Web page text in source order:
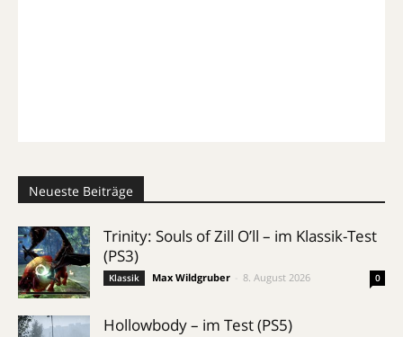
Neueste Beiträge
Trinity: Souls of Zill O’ll – im Klassik-Test
(PS3)
Klassik Max Wildgruber 8. August 2026 0
Hollowbody – im Test (PS5)